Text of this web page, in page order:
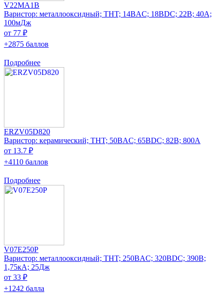
V22MA1B
Варистор: металлооксидный; THT; 14ВAC; 18ВDC; 22В; 40А;
100мДж
от 77 ₽
+2875 баллов
Подробнее
ERZV05D820
Варистор: керамический; THT; 50ВAC; 65ВDC; 82В; 800А
от 13.7 ₽
+4110 баллов
Подробнее
V07E250P
Варистор: металлооксидный; THT; 250ВAC; 320ВDC; 390В;
1,75кА; 25Дж
от 33 ₽
+1242 балла